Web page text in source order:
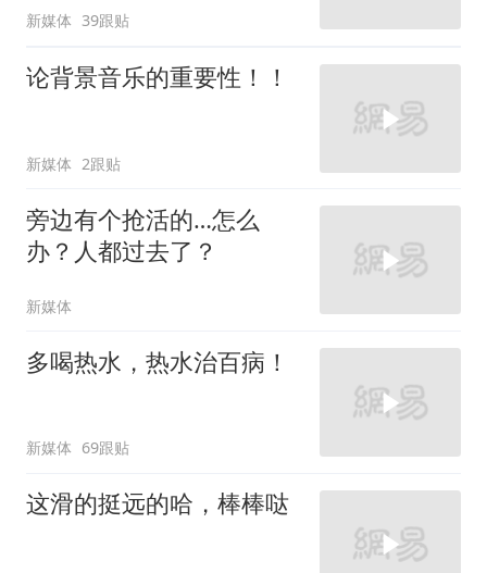
新媒体 39跟贴
论背景音乐的重要性！！
新媒体 2跟贴
旁边有个抢活的…怎么
办？人都过去了？
新媒体
多喝热水，热水治百病！
新媒体 69跟贴
这滑的挺远的哈，棒棒哒